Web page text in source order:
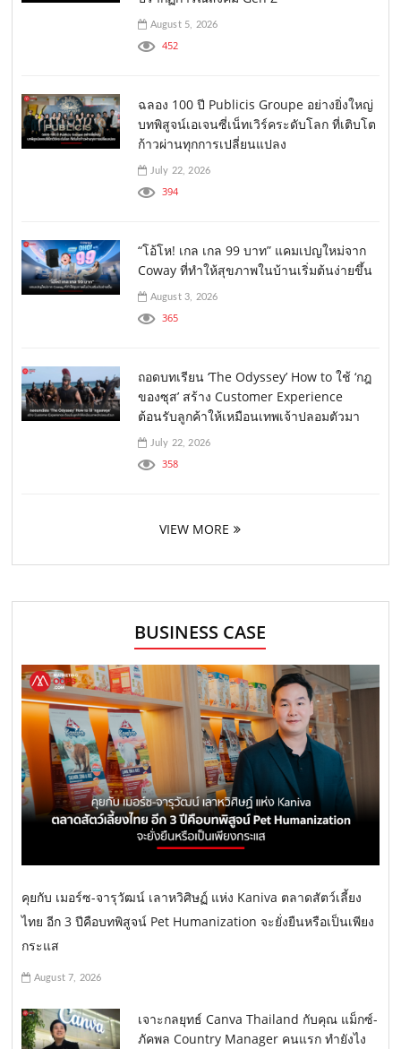
August 5, 2026
452
ฉลอง 100 ปี Publicis Groupe อย่างยิ่งใหญ่
บทพิสูจน์เอเจนซี่เน็ทเวิร์คระดับโลก ที่เติบโต
ก้าวผ่านทุกการเปลี่ยนแปลง
July 22, 2026
394
“โอ้โห! เกล เกล 99 บาท” แคมเปญใหม่จาก
Coway ที่ทำให้สุขภาพในบ้านเริ่มต้นง่ายขึ้น
August 3, 2026
365
ถอดบทเรียน ‘The Odyssey’ How to ใช้ ‘กฎ
ของซุส’ สร้าง Customer Experience
ต้อนรับลูกค้าให้เหมือนเทพเจ้าปลอมตัวมา
July 22, 2026
358
VIEW MORE
BUSINESS CASE
คุยกับ เมอร์ซ-จารุวัฒน์ เลาหวิศิษฏ์ แห่ง Kaniva ตลาดสัตว์เลี้ยง
ไทย อีก 3 ปีคือบทพิสูจน์ Pet Humanization จะยั่งยืนหรือเป็นเพียง
กระแส
August 7, 2026
เจาะกลยุทธ์ Canva Thailand กับคุณ แม็กซ์-
ภัคพล Country Manager คนแรก ทำยังไง